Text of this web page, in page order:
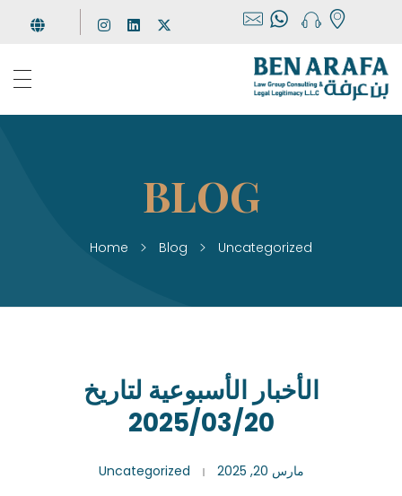
مجموعة بن عرفة
Home Blog Uncategorized
الأخبار الأسبوعية لتاريخ
2025/03/20
مارس 20, 2025 Uncategorized